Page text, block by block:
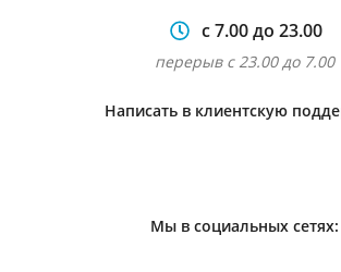
с 7.00 до 23.00
перерыв с 23.00 до 7.00
Написать в клиентскую
Мы в социальных сетях: